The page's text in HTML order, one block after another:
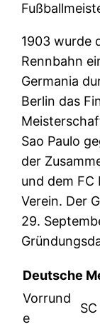
1903 wurde
Rennbahn
Germania
Berlin das
Sao Paulo
der
und dem FC
Verein. Der
29.
Deutsche
Vorrund
e